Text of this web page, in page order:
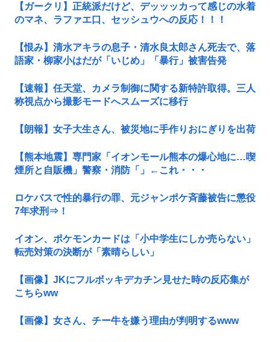
【ガークリ】正統派だけど、デッッッカって感じの水着
のマネ、ラファエ口、セッシュウへの反応！！！
【恨み】清水アキラの息子・清水良太郎さん死去で、落
語家・柳家小はだが「いじめ」「暴行」被害告発
【速報】任天堂、カメラ制御に関する新特許取得。三人
称視点から撮影モードへスムーズに移行
【朗報】女子大生さん、被災地に手作りおにぎりを出荷
【熊本地震】専門家「イオンモール熊本の爆心地に…喫
煙所と自販機」警察・消防「」←これ・・・
ロケバスで性的暴行の罪、元ジャンポケ斉藤被告に懲役
7年求刑⇒！
イオン、ポケモンカードは「小中学生にしか売らない」
転売対策の決断が「素晴らしい」
【画像】JKにフルボッキデカチン見せた時の反応集が
こちらww
【画像】女さん、チー牛を嫌う理由が判明するwww